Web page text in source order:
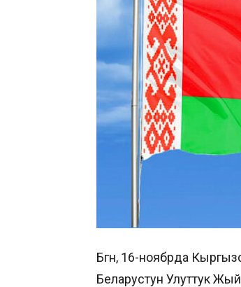
Бүгүн, 16-ноябрда
Беларустун Улуттук